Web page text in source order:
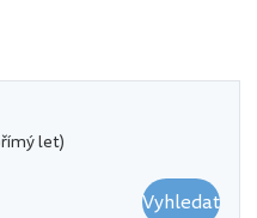
let)
Vyhledat